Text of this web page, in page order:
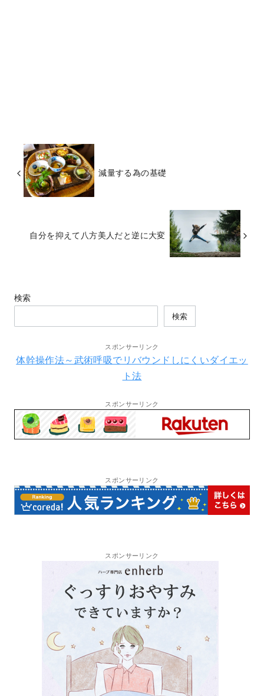
減量する為の基礎
自分を抑えて八方美人だと逆に大変
検索
検索
スポンサーリンク
体幹操作法～武術呼吸でリバウンドしにくいダイエッ
ト法
スポンサーリンク
スポンサーリンク
スポンサーリンク